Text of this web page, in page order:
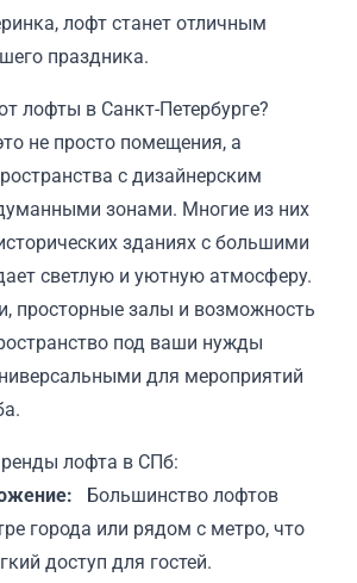
лофт станет отличным
праздника.
лофты в Санкт-Петербурге?
не просто помещения, а
с дизайнерским
зонами. Многие из них
зданиях с большими
светлую и уютную атмосферу.
просторные залы и возможность
под ваши нужды
для мероприятий
лофта в СПб:
Большинство лофтов
города или рядом с метро, что
доступ для гостей.